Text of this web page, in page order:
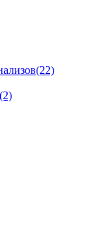
(22)
(2)